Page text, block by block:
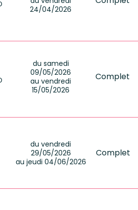
24/04/2026
du samedi
09/05/2026
au vendredi
15/05/2026
Complet
du vendredi
29/05/2026
au jeudi 04/06/2026
Complet